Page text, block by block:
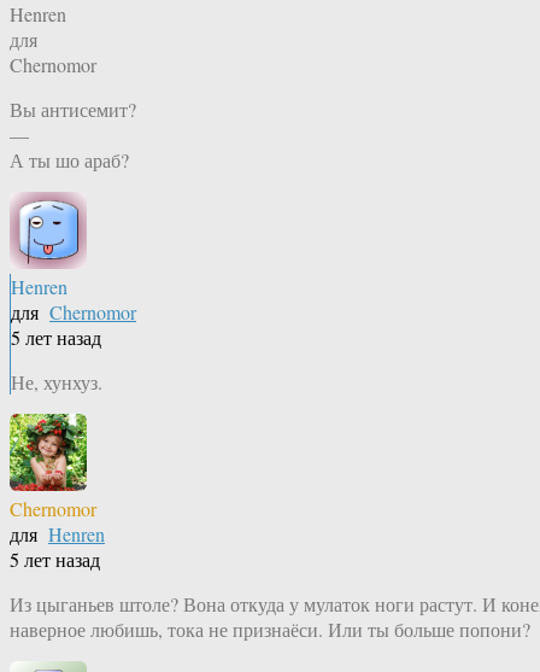
Henren
для
Chernomor
Вы антисемит?
—
А ты шо араб?
Henren
для Chernomor
5 лет назад
Не, хунхуз.
Chernomor
для Henren
5 лет назад
Из цыганьев штоле? Вона откуда у мулаток ноги растут. И
наверное любишь, тока не признаёси. Или ты больше попони?